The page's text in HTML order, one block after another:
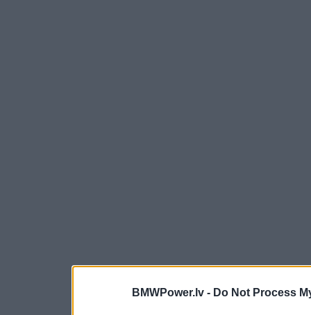
BMWPower.lv - Do Not Process